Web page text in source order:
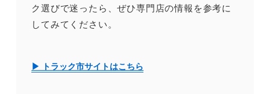
ク選びで迷ったら、ぜひ専門店の情報を参考に
してみてください。
▶ トラック市サイトはこちら